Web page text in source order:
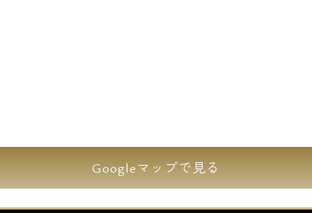
場（アスティーレ高田馬場）】にてあなただ
けの充実ライフを是非☆彡
Googleマップで見る